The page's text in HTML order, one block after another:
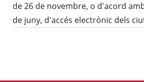
de 26 de novembre, o d'acord
de juny, d'accés electrònic dels